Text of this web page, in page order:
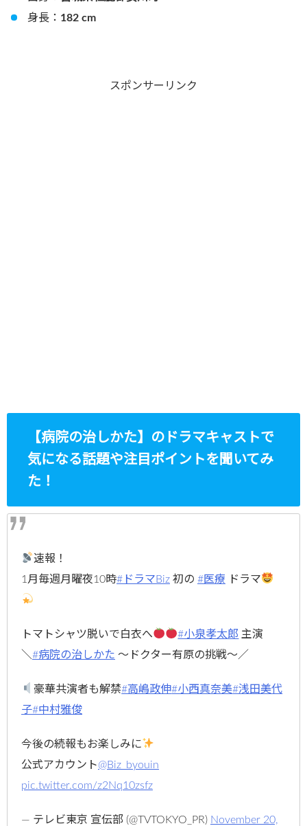
身長： 182 cm
スポンサーリンク
【病院の治しかた】のドラマキャストで
気になる話題や注目ポイントを聞いてみ
た！
速報！
1月毎週月曜夜10時#ドラマBiz 初の #医療 ドラマ
トマトシャツ脱いで白衣へ #小泉孝太郎 主演
＼#病院の治しかた ～ドクター有原の挑戦～／
豪華共演者も解禁#高嶋政伸#小西真奈美#浅田美代
子#中村雅俊
今後の続報もお楽しみに
公式アカウント@Biz_byouin
pic.twitter.com/z2Nq10zsfz
— テレビ東京 宣伝部 (@TVTOKYO_PR) November 20,